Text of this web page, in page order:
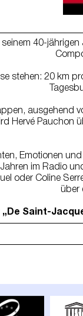
40-
stehen: 20 km
ausgehend
Hervé Pauchon
Emotionen
im Radio
oder Coline
über
Saint-